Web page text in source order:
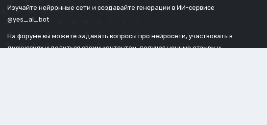
Изучайте нейронные сети и создавайте генерации в ИИ-сервисе
@yes_ai_bot
На форуме вы можете задавать вопросы про нейросети, участвовать в
дискуссиях и делиться своим контентом, получая ценные отзывы и